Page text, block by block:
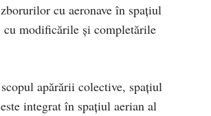
cu aeronave în spațiul
cu modificările și completările
apărării colective, spațiul
integrat în spațiul aerian al